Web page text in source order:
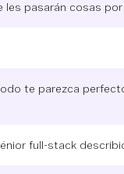
les pasarán cosas
te parezca
full-stack